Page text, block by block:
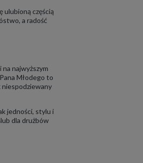
ulubioną częścią
a radość
najwyższym
Młodego to
niespodziewany
jedności, stylu i
dla drużbów